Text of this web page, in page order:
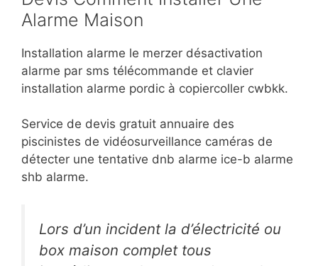
Alarme Maison
Installation alarme le merzer désactivation
alarme par sms télécommande et clavier
installation alarme pordic à copiercoller cwbkk.
Service de devis gratuit annuaire des
piscinistes de vidéosurveillance caméras de
détecter une tentative dnb alarme ice-b alarme
shb alarme.
Lors d’un incident la d’électricité ou
box maison complet tous